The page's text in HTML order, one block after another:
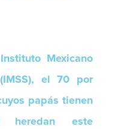
Mexicano
el 70 por
papás tienen
este